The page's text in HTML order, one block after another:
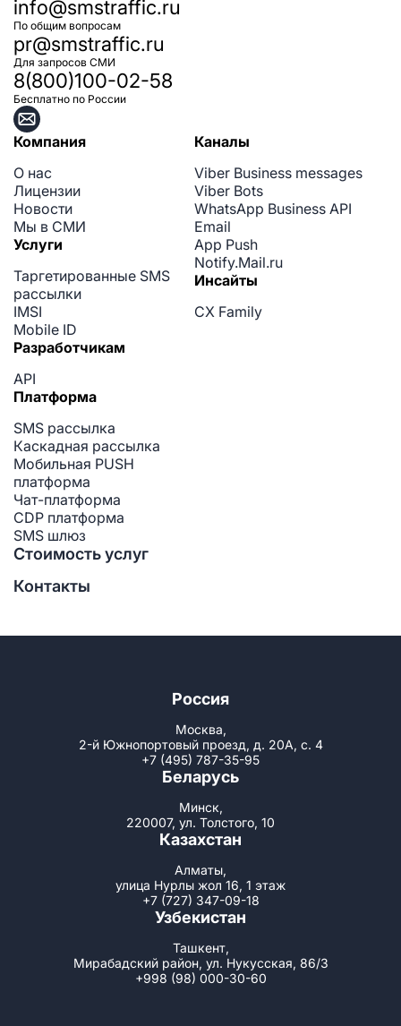
info@smstraffic.ru
По общим вопросам
pr@smstraffic.ru
Для запросов СМИ
8(800)100-02-58
Бесплатно по России
Компания
О нас
Лицензии
Новости
Мы в СМИ
Услуги
Таргетированные SMS
рассылки
IMSI
Mobile ID
Разработчикам
API
Каналы
Viber Business messages
Viber Bots
WhatsApp Business API
Email
App Push
Notify.Mail.ru
Инсайты
CX Family
Платформа
SMS рассылка
Каскадная рассылка
Мобильная PUSH
платформа
Чат-платформа
CDP платформа
SMS шлюз
Стоимость услуг
Контакты
Россия
Москва,
2-й Южнопортовый проезд, д. 20А, с. 4
+7 (495) 787-35-95
Беларусь
Минск,
220007, ул. Толстого, 10
Казахстан
Алматы,
улица Нурлы жол 16, 1 этаж
+7 (727) 347-09-18
Узбекистан
Ташкент,
Мирабадский район, ул. Нукусская, 86/3
+998 (98) 000-30-60